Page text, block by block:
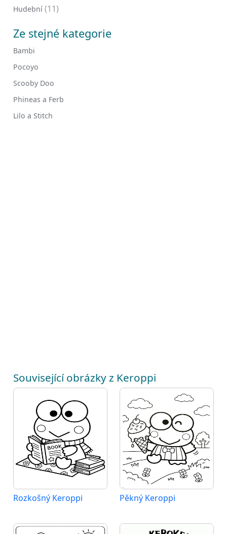
Hudební (11)
Ze stejné kategorie
Bambi
Pocoyo
Scooby Doo
Phineas a Ferb
Lilo a Stitch
Související obrázky z Keroppi
Rozkošný Keroppi Pěkný Keroppi